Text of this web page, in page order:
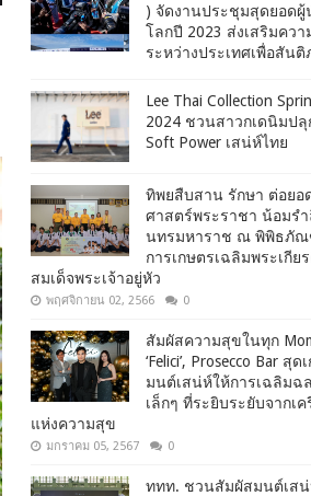
) จัดงานประชุมสุดยอดผู้
โลกปี 2023 ส่งเสริมคว
ระหว่างประเทศเพื่อสัน
Lee Thai Collection
2024 ชวนสาวกเดนิมปลุ
Soft Power เสน่ห์ไทย
ทิพยสืบสาน รักษา ต่อยอ
ศาสตร์พระราชา น้อมร
นทรมหาราช ณ พิพิธภั
การเกษตรเฉลิมพระเกีย
สมเด็จพระเจ้าอยู่หัว
พฤศจิกายน 02, 2566 0
สัมผัสความสุขในทุก
‘Felici’, Prosecco Bar สุด
มนต์เสน่ห์ให้การเฉลิมฉ
เล็กๆ ที่ระยิบระยับจากเค
แห่งความสุข
มกราคม 05, 2567 0
ททท. ชวนสัมผัสมนต์เสน่